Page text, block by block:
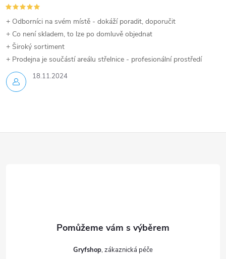
18.11.2024
+ Odborníci na svém místě - dokáží poradit, doporučit
+ Co není skladem, to lze po domluvě objednat
+ Široký sortiment
+ Prodejna je součástí areálu střelnice - profesionální prostředí
Gryfshop